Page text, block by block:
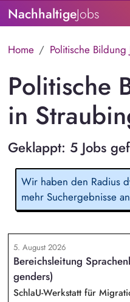
NachhaltigeJobs
Home Politische Bildung
Politische
in
Geklappt: 5 Jobs
Wir haben den Radius
mehr Suchergebnisse
5. August 2026
Bereichsleitung
genders)
SchlaU-Werkstatt für